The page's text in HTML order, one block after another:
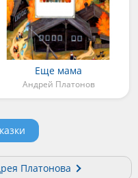
Еще мама
Андрей Платонов
Платонова